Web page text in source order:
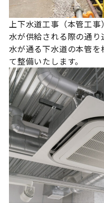
上下水道工事（本管工事）
水が供給される際の通
水が通る下水道の本管
て整備いたします。